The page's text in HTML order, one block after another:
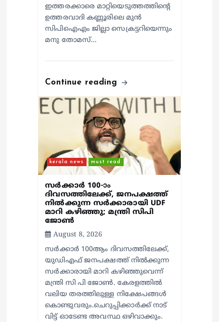
ഇത്തരക്കാരെ മാറ്റിയെടുത്തത്തിന്റെ
ഉത്തരവാദി കണ്ണൂരിലെ മുൻ
സിപിഐഎം ജില്ലാ സെക്രട്ടറിയെന്നും
മനു തോമസ്…
Continue reading
kerala news must read
സർക്കാർ 100-ാം
ദിവസത്തിലേക്ക്, ജനപക്ഷത്ത്
നിൽക്കുന്ന സർക്കാരായി UDF
മാറി കഴിഞ്ഞു; മന്ത്രി സിപി
ജോൺ
August 8, 2026
സർക്കാർ 100ആം ദിവസത്തിലേക്ക്,
യുഡിഎഫ് ജനപക്ഷത്ത് നിൽക്കുന്ന
സർക്കാരായി മാറി കഴിഞ്ഞുവെന്ന്
മന്ത്രി സി പി ജോൺ. കേരളത്തിൽ
വലിയ തരത്തിലുള്ള നിക്ഷേപങ്ങൾ
കൊണ്ടുവരും.ചെറുപ്പിക്കാർക്ക് നാട്
വിട്ട് ഓടേണ്ട അവസ്ഥ ഒഴിവാക്കും.